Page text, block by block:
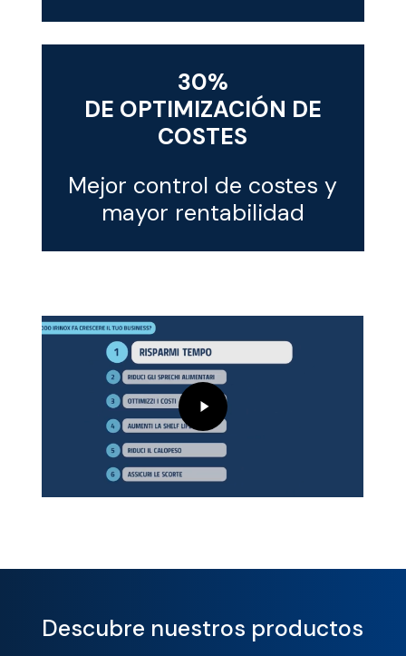
30%
DE OPTIMIZACIÓN DE
COSTES
Mejor control de costes y
mayor rentabilidad
Play
Descubre nuestros productos